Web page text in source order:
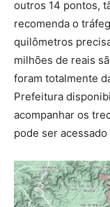
outros 14 pontos,
recomenda o
quilômetros
milhões de reais
foram totalmente
Prefeitura
acompanhar os
pode ser acessado